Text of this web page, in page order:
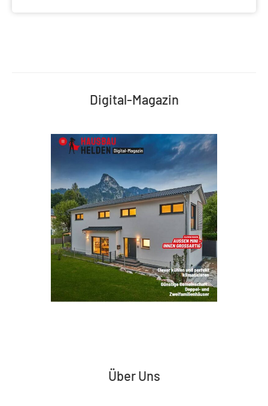
Digital-Magazin
Über Uns